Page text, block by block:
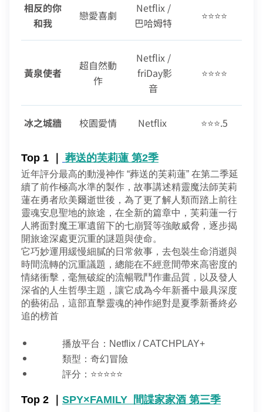
相反的你
和我
戀愛喜劇
Netflix /
巴哈姆特
⭐⭐⭐⭐
黃泉使者
超自然動
作
Netflix /
friDay影
音
⭐⭐⭐⭐
冰之城牆 校園愛情 Netflix ⭐⭐⭐.5
Top 1 ｜ 葬送的芙莉蓮 第2季
近年評分最高的動漫神作 “葬送的芙莉蓮” 在第二季延
續了前作極高水準的製作，故事講述精靈魔法師芙莉
蓮在勇者欣美爾逝世後，為了更了解人類而踏上前往
靈魂安息聖地的旅途，在全新的篇章中，芙莉蓮一行
人將面對魔王軍遺留下的七崩賢等強敵威脅，逐步揭
開旅途深處更沉重的謎題與使命。
它巧妙運用緩慢細膩的日常敘事，去包裝生命消逝與
時間流轉的沉重議題，總能在不經意間帶來高密度的
情緒衝擊，毫無破綻的流暢戰鬥作畫品質，以及發人
深省的人生哲學主題，讓它成為今年新番中最具深度
的藝術品，這部直擊靈魂的神作絕對是夏季新番終必
追的榜首
播放平台：Netflix / CATCHPLAY+
類型：奇幻冒險
評分：⭐⭐⭐⭐⭐
Top 2 ｜ SPY×FAMILY 間諜家家酒 第三季